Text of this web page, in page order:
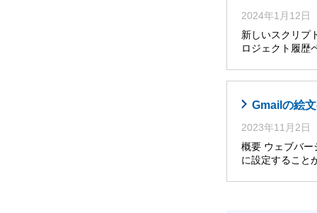
2024年1月12日
新しいスクリプ
ロジェクト履歴
Gmailの絵
2023年11月2日
概要 ウェブバー
に設定すること